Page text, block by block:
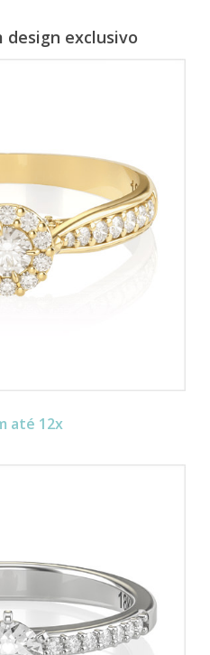
design exclusivo
até 12x